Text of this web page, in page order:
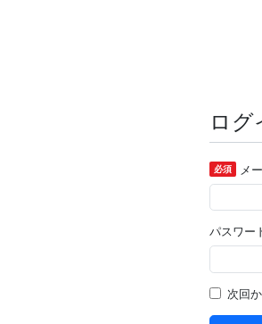
ロ
必須 メ
パスワー
次回